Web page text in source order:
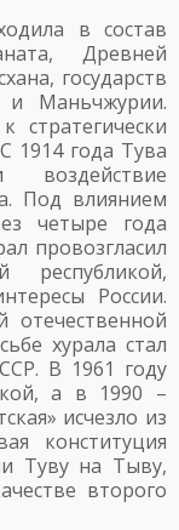
в состав
Древней
государств
Маньчжурии.
стратегически
1914 года Тува
Под влиянием
четыре года
провозгласил
республикой,
России.
хурала стал
В 1961 году
а в 1990 –
исчезло из
конституция
Туву на Тыву,
второго